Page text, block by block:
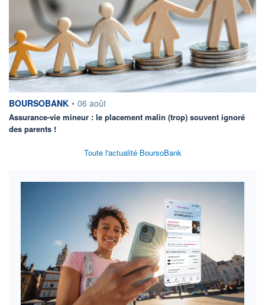
information fournie par
BOURSOBANK • 06 août
Assurance-vie mineur : le placement malin (trop) souvent ignoré
des parents !
Toute l'actualité BoursoBank